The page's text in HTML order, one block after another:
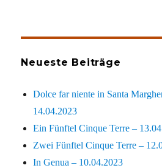
Neueste Beiträge
Dolce far niente in Santa
14.04.2023
Ein Fünftel Cinque Terre –
Zwei Fünftel Cinque Terre –
In Genua – 10.04.2023